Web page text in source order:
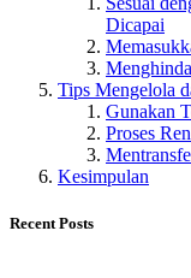
Dicapai
Tips Mengelola
Gunakan
Proses
Kesimpulan
Recent Posts